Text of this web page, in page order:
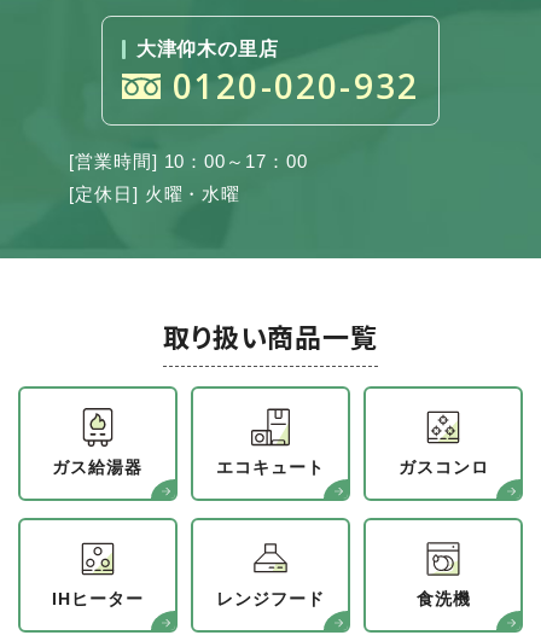
大津仰木の里店
0120-020-932
[営業時間] 10：00～17：00
[定休日] 火曜・水曜
取り扱い商品一覧
ガス給湯器 エコキュート ガスコンロ
IHヒーター レンジフード 食洗機